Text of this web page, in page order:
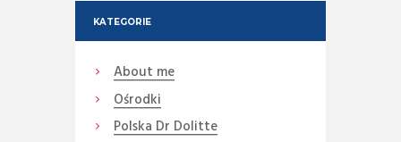
KATEGORIE
About me
Ośrodki
Polska Dr Dolitte